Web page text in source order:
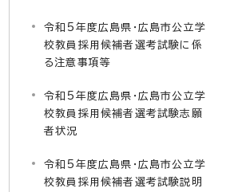
令和5年度広島県・広島市公立学
校教員採用候補者選考試験に係
る注意事項等
令和5年度広島県・広島市公立学
校教員採用候補者選考試験志願
者状況
令和5年度広島県・広島市公立学
校教員採用候補者選考試験説明